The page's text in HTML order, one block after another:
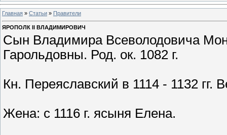
Главная » Статьи » Правители
ЯРОПОЛК II ВЛАДИМИРОВИЧ
Сын Владимира Всеволодовича
Гарольдовны. Род. ок. 1082 г.
Кн. Переяславский в 1114 - 1132 гг.
Жена: с 1116 г. ясыня Елена.